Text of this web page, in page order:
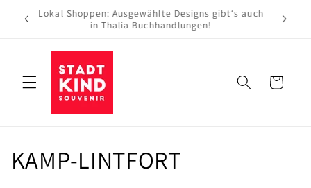
zumLokal Shoppen: Ausgewählte Designs gibt‘s auch
in Thalia Buchhandlungen!
Warenkorb
K
KAMP-LINTFORT